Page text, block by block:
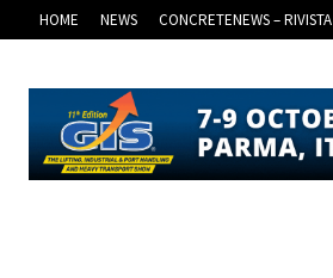
HOME NEWS CONCRETENEWS – RIVISTA